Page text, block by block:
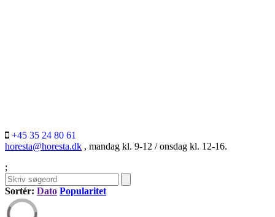
+45 35 24 80 61
horesta@horesta.dk , mandag kl. 9-12 / onsdag kl. 12-16.
;
Sortér: Dato Popularitet